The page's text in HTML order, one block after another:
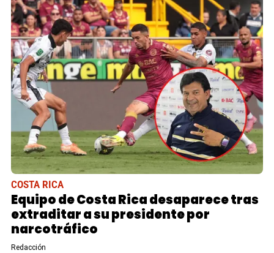
COSTA RICA
Equipo de Costa Rica desaparece tras
extraditar a su presidente por
narcotráfico
Redacción